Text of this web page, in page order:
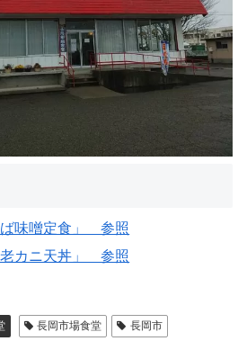
味噌定食」 参照
カニ天丼」 参照
長岡市場食堂 長岡市